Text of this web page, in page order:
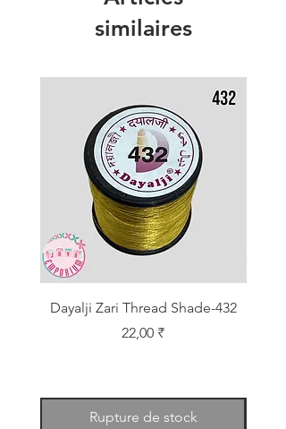
similaires
Dayalji Zari Thread Shade-432
Prix
22,00 ₹
Rupture de stock